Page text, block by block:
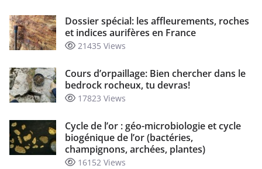
Dossier spécial: les affleurements, roches
et indices aurifères en France
21435 Views
Cours d’orpaillage: Bien chercher dans le
bedrock rocheux, tu devras!
17823 Views
Cycle de l’or : géo-microbiologie et cycle
biogénique de l’or (bactéries,
champignons, archées, plantes)
16152 Views